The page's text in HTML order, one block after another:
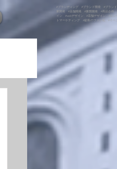
#ブランディング #ブランド開発 #ブラン
業開発 #店舗開発 #業態開発 #商品企画
イン #webデザイン #店舗デザイン #エン
トマーケティング #顧客のファン化 #イベ